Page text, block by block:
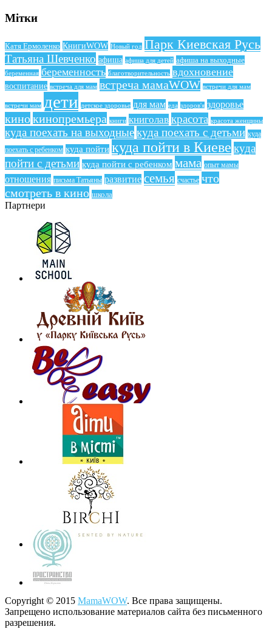
Мітки
Катя Ермоленко КнигиWOW Новый год Парк Киевская Русь
Татьяна Шевченко афиша афиша для детей афиша на выходные
беременная беременность благотворительность вдохновение
воспитание встреча для мам встреча мамаWOW встречи для мам
встречи мам дети детское здоровье для мам еда здоров'я здоровье
кинокинопремьера книги книголав красота красота женщины
куда поехать на выходныекуда поехать с детьми куда
поехать с ребенком куда пойти куда пойти в Киеве куда
пойти с детьми куда пойти с ребенком мама опыт мамы
отношения письма Татьяны развитие семья счастье что
смотреть в кино школа
Партнери
Copyright © 2015 MamaWOW. Все права защищены.
Запрещено использование материалов сайта без письменного
разрешения.